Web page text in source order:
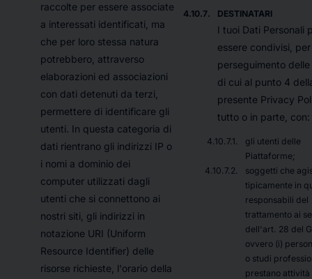
raccolte per essere associate
a interessati identificati, ma
che per loro stessa natura
potrebbero, attraverso
elaborazioni ed associazioni
con dati detenuti da terzi,
permettere di identificare gli
utenti. In questa categoria di
dati rientrano gli indirizzi IP o
i nomi a dominio dei
computer utilizzati dagli
utenti che si connettono ai
nostri siti, gli indirizzi in
notazione URI (Uniform
Resource Identifier) delle
risorse richieste, l'orario della
DESTINATARI
I tuoi Dati Personali
essere condivisi, per
perseguimento
di cui al punto 4
presente Privacy
tutto o in parte, con:
gli utenti delle
Piattaforme;
soggetti che
tipicamente in
responsabili del
trattamento ai
dell'art. 28 del
ovvero (i)
o studi
prestano attività